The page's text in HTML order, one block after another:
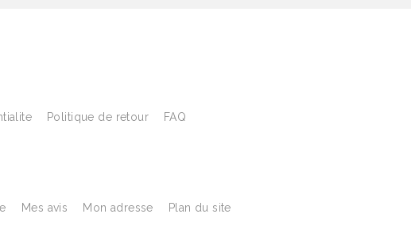
Politique de retour FAQ
Mes avis Mon adresse Plan du site